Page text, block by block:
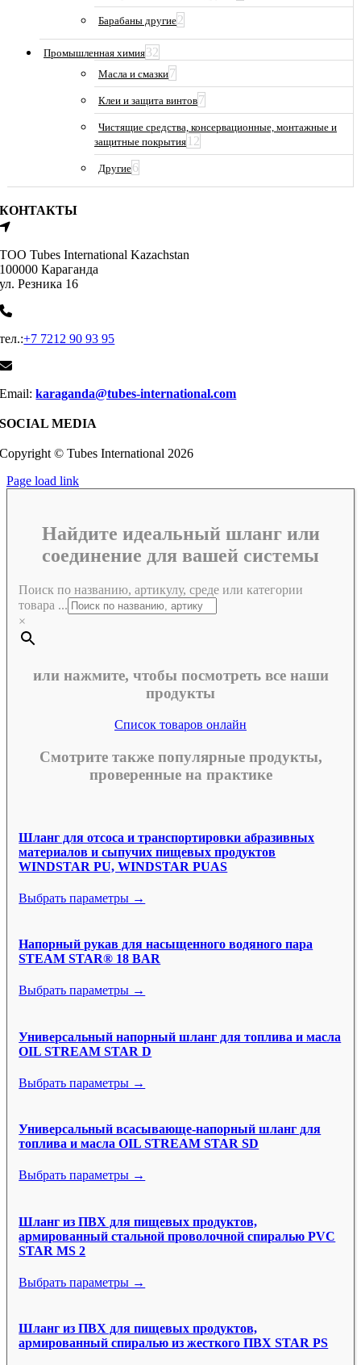
Барабаны другие2
Промышленная химия32
Масла и смазки7
Клеи и защита винтов7
Чистящие средства, консервационные, монтажные и
защитные покрытия 12
Другие6
КОНТАКТЫ
ТОО Tubes International Kazachstan
100000 Караганда
ул. Резника 16
тел.:+7 7212 90 93 95
Email:karaganda@tubes-international.com
SOCIAL MEDIA
Copyright © Tubes International 2026
Page load link
Найдите идеальный шланг или
соединение для вашей системы
Поиск по названию, артикулу, среде или категории
товара ...
×
или нажмите, чтобы посмотреть все наши
продукты
Список товаров онлайн
Смотрите также популярные продукты,
проверенные на практике
Шланг для отсоса и транспортировки абразивных
материалов и сыпучих пищевых продуктов
WINDSTAR PU, WINDSTAR PUAS
Выбрать параметры →
Напорный рукав для насыщенного водяного пара
STEAM STAR® 18 BAR
Выбрать параметры →
Универсальный напорный шланг для топлива и масла
OIL STREAM STAR D
Выбрать параметры →
Универсальный всасывающе-напорный шланг для
топлива и масла OIL STREAM STAR SD
Выбрать параметры →
Шланг из ПВХ для пищевых продуктов,
армированный стальной проволочной спиралью PVC
STAR MS 2
Выбрать параметры →
Шланг из ПВХ для пищевых продуктов,
армированный спиралью из жесткого ПВХ STAR PS